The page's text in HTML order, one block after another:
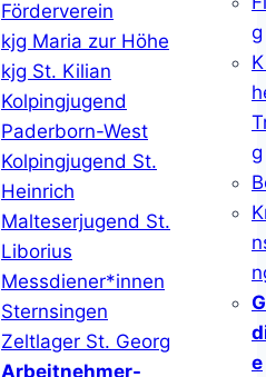
Förderverein
kjg Maria zur Höhe
kjg St. Kilian
Kolpingjugend
Paderborn-West
Kolpingjugend St.
Heinrich
Malteserjugend St.
Liborius
Messdiener*innen
Sternsingen
Zeltlager St. Georg
Arbeitnehmer-
g
g
e